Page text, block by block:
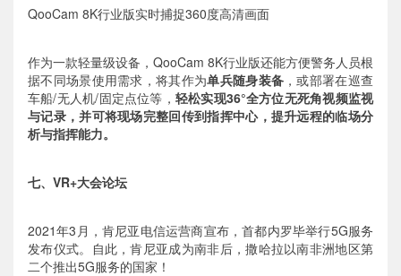
QooCam 8K行业版实时捕捉360度高清画面
作为一款轻量级设备，QooCam 8K行业版还能方便警务人员根
据不同场景使用需求，将其作为单兵随身装备 ，或部署在巡查
车船/无人机/固定点位等， 轻松实现36°全方位无死角视频监视
与记录，并可将现场完整回传到指挥中心，提升远程的临场分
析与指挥能力。
七、VR+大会论坛
2021年3月，肯尼亚电信运营商宣布，首都内罗毕举行5G服务
发布仪式。自此，肯尼亚成为南非后，撒哈拉以南非洲地区第
二个推出5G服务的国家！